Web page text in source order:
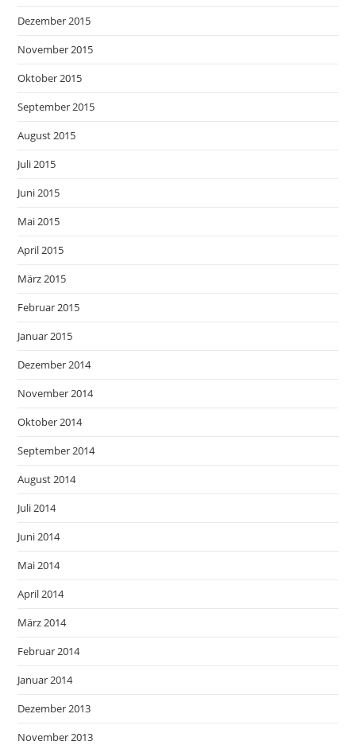
Dezember 2015
November 2015
Oktober 2015
September 2015
August 2015
Juli 2015
Juni 2015
Mai 2015
April 2015
März 2015
Februar 2015
Januar 2015
Dezember 2014
November 2014
Oktober 2014
September 2014
August 2014
Juli 2014
Juni 2014
Mai 2014
April 2014
März 2014
Februar 2014
Januar 2014
Dezember 2013
November 2013